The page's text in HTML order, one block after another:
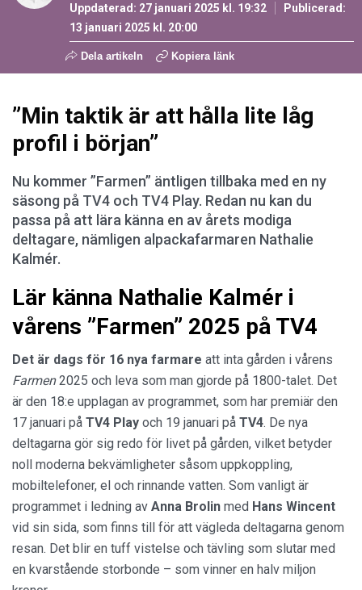
Uppdaterad: 27 januari 2025 kl. 19:32
Publicerad:
13 januari 2025 kl. 20:00
Dela artikeln Kopiera länk
”Min taktik är att hålla lite låg
profil i början”
Nu kommer ”Farmen” äntligen tillbaka med en ny
säsong på TV4 och TV4 Play. Redan nu kan du
passa på att lära känna en av årets modiga
deltagare, nämligen alpackafarmaren Nathalie
Kalmér.
Lär känna Nathalie Kalmér i
vårens ”Farmen” 2025 på TV4
Det är dags för 16 nya farmare att inta gården i vårens
Farmen2025 och leva som man gjorde på 1800-talet. Det
är den 18:e upplagan av programmet, som har premiär den
17 januari på TV4 Play och 19 januari på TV4. De nya
deltagarna gör sig redo för livet på gården, vilket betyder
noll moderna bekvämligheter såsom uppkoppling,
mobiltelefoner, el och rinnande vatten. Som vanligt är
programmet i ledning av Anna Brolin med Hans Wincent
vid sin sida, som finns till för att vägleda deltagarna genom
resan. Det blir en tuff vistelse och tävling som slutar med
en kvarstående storbonde – som vinner en halv miljon